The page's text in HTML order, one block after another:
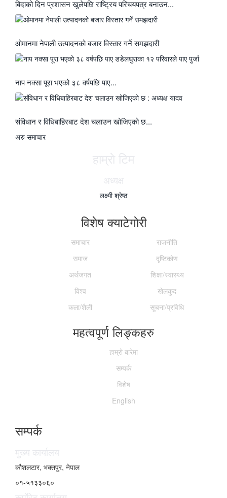
बिदाको दिन प्रशासन खुलेपछि राष्ट्रिय परिचयपत्र बनाउन...
ओमानमा नेपाली उत्पादनको बजार विस्तार गर्ने समझदारी
नाप नक्सा पूरा भएको ३८ वर्षपछि पाए...
संविधान र विधिबाहिरबाट देश चलाउन खोजिएको छ...
अरु समाचार
हाम्राे टिम
अध्यक्ष
लक्ष्मी श्रेष्ठ
विशेष क्याटेगाेरी
समाचार
राजनीति
समाज
दृष्टिकोण
अर्थजगत
शिक्षा/स्वास्थ्य
विश्व
खेलकुद
कला/शैली
सूचना/प्रविधि
महत्वपूर्ण लिङ्कहरु
हाम्राे बारेमा
सम्पर्क
विशेष
English
सम्पर्क
मुख्य कार्यालय
कौशलटार, भक्तपुर, नेपाल
०१-५१३३०६०